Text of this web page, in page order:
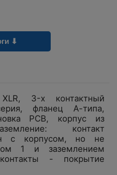
⬇
3-х контактный
фланец А-типа,
PCB, корпус из
контакт
с корпусом, но не
1 и заземлением
- покрытие